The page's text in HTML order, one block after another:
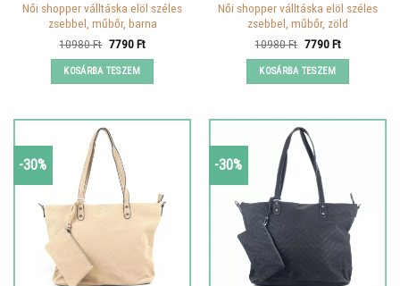
Női shopper válltáska elöl széles
zsebbel, műbőr, barna
10980Ft Original
was:
10980 Ft.
7790FtCurrent
KOSÁRBA TESZEM
Női shopper válltáska elöl széles
zsebbel, műbőr, zöld
10980Ft Original
was:
10980 Ft.
7790FtCurrent
KOSÁRBA TESZEM
-30% -30%